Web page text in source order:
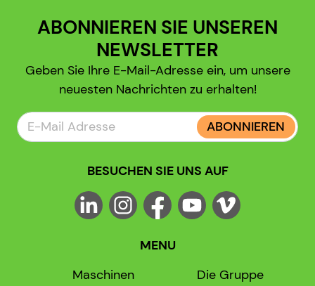
ABONNIEREN SIE UNSEREN
NEWSLETTER
Geben Sie Ihre E-Mail-Adresse ein, um unsere
neuesten Nachrichten zu erhalten!
ABONNIEREN
BESUCHEN SIE UNS AUF
MENU
Maschinen
Die Gruppe